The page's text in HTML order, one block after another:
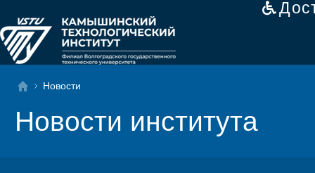
Новости
Новости института